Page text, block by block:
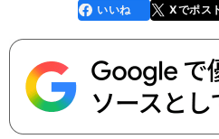
faceboo
k
いいね Xでポス